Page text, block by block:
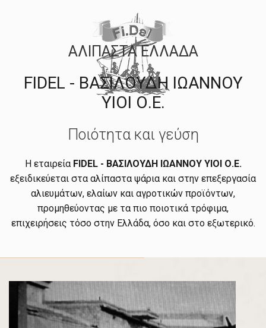
ΑΛΙΠΑΣΤΑ ΕΛΛΑΔΑ
FIDEL - ΒΑΣΙΛΟΥΔΗ ΙΩΑΝΝΟΥ
ΥΙΟΙ Ο.Ε.
Ποιότητα και γεύση
Η εταιρεία FIDEL - ΒΑΣΙΛΟΥΔΗ ΙΩΑΝΝΟΥ ΥΙΟΙ Ο.Ε.
εξειδικεύεται στα αλίπαστα ψάρια και στην επεξεργασία
αλιευμάτων, ελαίων και αγροτικών προϊόντων,
προμηθεύοντας με τα πιο ποιοτικά τρόφιμα,
επιχειρήσεις τόσο στην Ελλάδα, όσο και στο εξωτερικό.